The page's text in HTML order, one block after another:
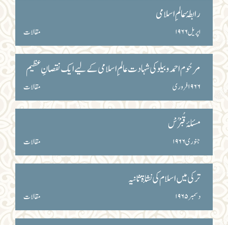
رابطۂ عالمِ اسلامی
اپریل ۱۹۶۶ مقالات
مرحُوم احمد وبیلو کی شہادت عالمِ اسلامی کے لیے ایک نقصانِ عظیم
۱۹۶۶ فروری مقالات
مسئلۂ قُبْرُسْ
جنوری ۱۹۶۶ مقالات
ترکی میں اسلام کی نشأۃ ثانیہ
دسمبر ۱۹۶۵ مقالات